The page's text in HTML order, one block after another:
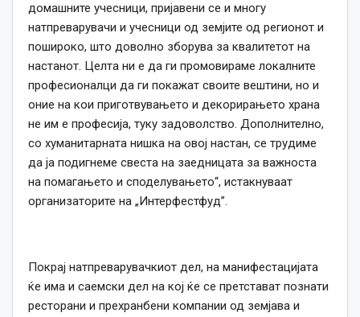
домашните учесници, пријавени се и многу
натпреварувачи и учесници од земјите од регионот и
пошироко, што доволно зборува за квалитетот на
настанот. Целта ни е да ги промовираме локалните
професионалци да ги покажат своите вештини, но и
оние на кои приготвувањето и декорирањето храна
не им е професија, туку задоволство. Дополнително,
со хуманитарната нишка на овој настан, се трудиме
да ја подигнеме свеста на заедницата за важноста
на помагањето и споделувањето“, истакнуваат
организаторите на „Интерфестфуд”.
Покрај натпреварувачкиот дел, на манифестацијата
ќе има и саемски дел на кој ќе се претстават познати
ресторани и прехранбени компании од земјава и